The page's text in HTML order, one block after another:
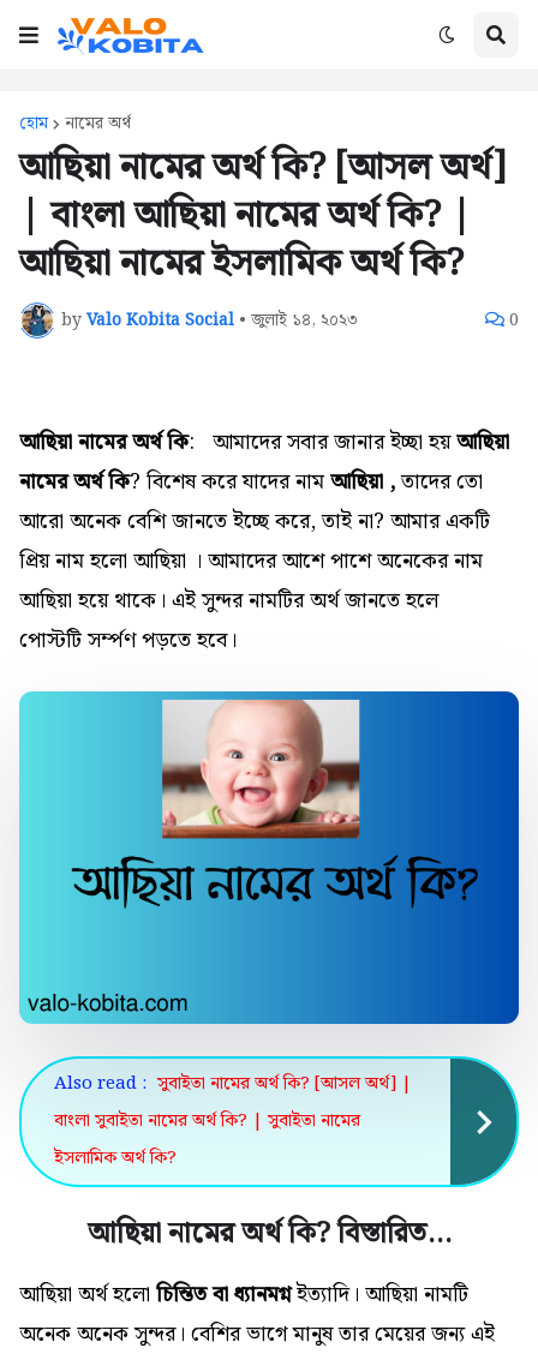
হোম নামের অর্থ
আছিয়া নামের অর্থ কি? [আসল অর্থ]
| বাংলা আছিয়া নামের অর্থ কি? |
আছিয়া নামের ইসলামিক অর্থ কি?
byValo Kobita Social • জুলাই ১৪, ২০২৩ 0
আছিয়া নামের অর্থ কি: আমাদের সবার জানার ইচ্ছা হয়আছিয়া
নামের অর্থ কি? বিশেষ করে যাদের নামআছিয়া ,তাদের তো
আরো অনেক বেশি জানতে ইচ্ছে করে, তাই না? আমার একটি
প্রিয় নাম হলো আছিয়া । আমাদের আশে পাশে অনেকের নাম
আছিয়া হয়ে থাকে। এই সুন্দর নামটির অর্থ জানতে হলে
পোস্টটি সর্ম্পণ পড়তে হবে।
Also read : সুবাইতা নামের অর্থ কি? [আসল অর্থ] |
বাংলা সুবাইতা নামের অর্থ কি? | সুবাইতা নামের
ইসলামিক অর্থ কি?
আছিয়া নামের অর্থ কি? বিস্তারিত…
আছিয়া অর্থ হলোচিন্তিত বা ধ্যানমগ্নইত্যাদি। আছিয়া নামটি
অনেকঅনেকসুন্দর। বেশির ভাগে মানুষ তার মেয়ের জন্য এই